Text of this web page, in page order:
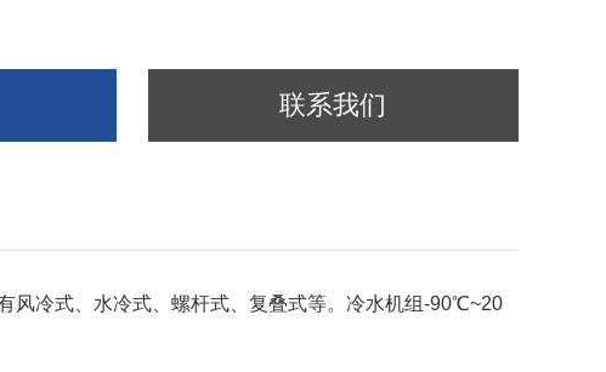
联系我们
风冷式、水冷式、螺杆式、复叠式等。冷水机组-90℃~20